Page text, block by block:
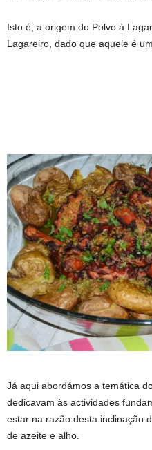
Isto é, a origem do Polvo à
Lagareiro, dado que aquele é
Já aqui abordámos a temática
dedicavam às actividades
estar na razão desta inclinação
de azeite e alho.